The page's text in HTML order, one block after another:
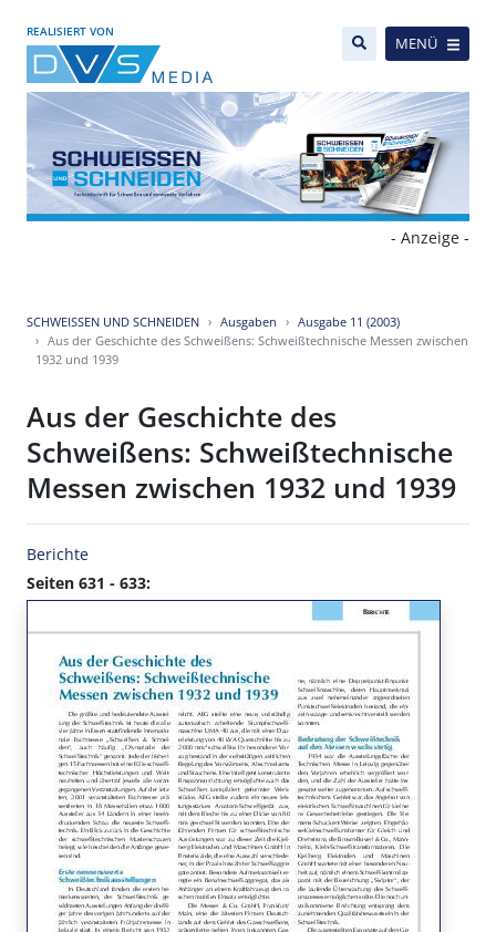
REALISIERT VON
MENÜ
- Anzeige -
SCHWEISSEN UND SCHNEIDEN Ausgaben
Ausgabe 11 (2003)
Aus der Geschichte des Schweißens: Schweißtechnische Messen zwischen
1932 und 1939
Aus der Geschichte des
Schweißens: Schweißtechnische
Messen zwischen 1932 und 1939
Berichte
Seiten 631 - 633: